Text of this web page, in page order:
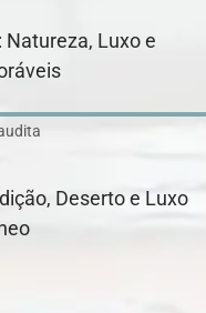
Luxo e
Deserto e Luxo